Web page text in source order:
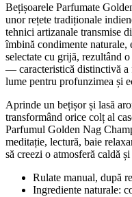
Bețișoarele Parfumate
unor rețete tradiționale
tehnici artizanale transmise
îmbină condimente
selectate cu grijă, rezultând
— caracteristică distinctivă a
lume pentru profunzimea și
Aprinde un bețișor și lasă
transformând orice colț al
Parfumul Golden Nag
meditație, lectură, baie
să creezi o atmosferă caldă
Rulate manual, după
Ingrediente naturale: